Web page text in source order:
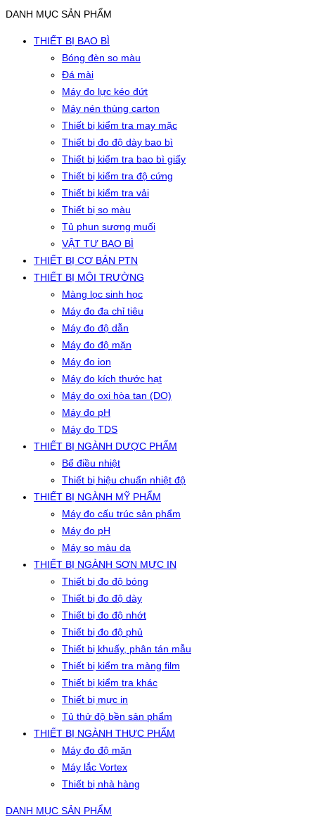
DANH MỤC SẢN PHẨM
THIẾT BỊ BAO BÌ
Bóng đèn so màu
Đá mài
Máy đo lực kéo đứt
Máy nén thùng carton
Thiết bị kiểm tra may mặc
Thiết bị đo độ dày bao bì
Thiết bị kiểm tra bao bì giấy
Thiết bị kiểm tra độ cứng
Thiết bị kiểm tra vải
Thiết bị so màu
Tủ phun sương muối
VẬT TƯ BAO BÌ
THIẾT BỊ CƠ BẢN PTN
THIẾT BỊ MÔI TRƯỜNG
Màng lọc sinh học
Máy đo đa chỉ tiêu
Máy đo độ dẫn
Máy đo độ mặn
Máy đo ion
Máy đo kích thước hạt
Máy đo oxi hòa tan (DO)
Máy đo pH
Máy đo TDS
THIẾT BỊ NGÀNH DƯỢC PHẨM
Bể điều nhiệt
Thiết bị hiệu chuẩn nhiệt độ
THIẾT BỊ NGÀNH MỸ PHẨM
Máy đo cấu trúc sản phẩm
Máy đo pH
Máy so màu da
THIẾT BỊ NGÀNH SƠN MỰC IN
Thiết bị đo độ bóng
Thiết bị đo độ dày
Thiết bị đo độ nhớt
Thiết bị đo độ phủ
Thiết bị khuấy, phân tán mẫu
Thiết bị kiểm tra màng film
Thiết bị kiểm tra khác
Thiết bị mực in
Tủ thử độ bền sản phẩm
THIẾT BỊ NGÀNH THỰC PHẨM
Máy đo độ mặn
Máy lắc Vortex
Thiết bị nhà hàng
DANH MỤC SẢN PHẨM